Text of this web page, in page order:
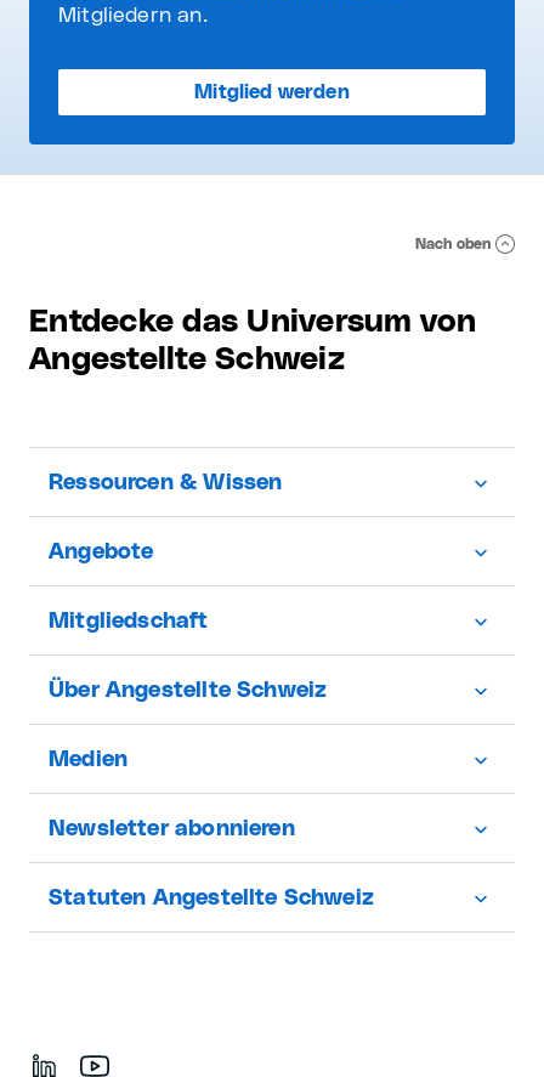
Mitgliedern an.
Mitglied werden
Nach oben
Entdecke das Universum von
Angestellte Schweiz
Ressourcen & Wissen
Angebote
Mitgliedschaft
Über Angestellte Schweiz
Medien
Newsletter abonnieren
Statuten Angestellte Schweiz